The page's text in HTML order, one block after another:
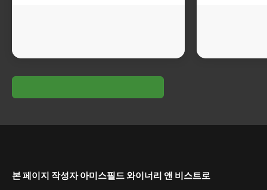
본 페이지 작성자 아미스필드 와이너리 앤 비스트로